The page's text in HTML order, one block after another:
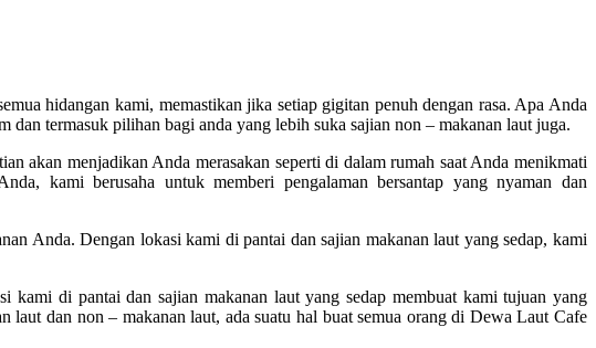
hidangan kami, memastikan jika setiap gigitan penuh dengan rasa. Apa Anda
termasuk pilihan bagi anda yang lebih suka sajian non – makanan laut juga.
akan menjadikan Anda merasakan seperti di dalam rumah saat Anda menikmati
kami berusaha untuk memberi pengalaman bersantap yang nyaman dan
Anda. Dengan lokasi kami di pantai dan sajian makanan laut yang sedap, kami
di pantai dan sajian makanan laut yang sedap membuat kami tujuan yang
laut dan non – makanan laut, ada suatu hal buat semua orang di Dewa Laut Cafe